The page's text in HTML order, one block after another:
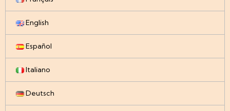
English
Español
Italiano
Deutsch